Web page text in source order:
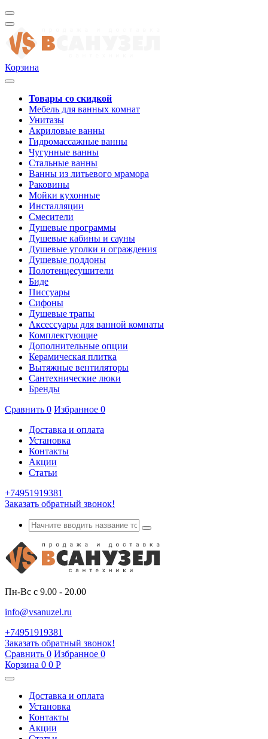
Корзина
Товары со скидкой
Мебель для ванных комнат
Унитазы
Акриловые ванны
Гидромассажные ванны
Чугунные ванны
Стальные ванны
Ванны из литьевого мрамора
Раковины
Мойки кухонные
Инсталляции
Смесители
Душевые программы
Душевые кабины и сауны
Душевые уголки и ограждения
Душевые поддоны
Полотенцесушители
Биде
Писсуары
Сифоны
Душевые трапы
Аксессуары для ванной комнаты
Комплектующие
Дополнительные опции
Керамическая плитка
Вытяжные вентиляторы
Сантехнические люки
Бренды
Сравнить 0 Избранное 0
Доставка и оплата
Установка
Контакты
Акции
Статьи
+74951919381
Заказать обратный звонок!
Пн-Вс с 9.00 - 20.00
info@vsanuzel.ru
+74951919381
Заказать обратный звонок!
Сравнить 0 Избранное 0
Корзина 0 0 Р
Доставка и оплата
Установка
Контакты
Акции